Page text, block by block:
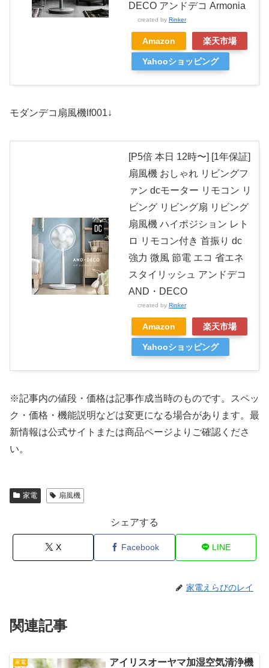
DECO アンドデコ Armonia
created by Rinker
Amazon 楽天市場
Yahooショッピング
モダンデコ扇風機lf001↓
[P5倍 本日 12時〜] [1年保証]
扇風機 おしゃれ リビングフ
ァン dcモーター リモコン リ
ビング リビング扇 リビング
扇風機 ハイポジション レト
ロ リモコン付き 首振り dc
強力 微風 節電 エコ 省エネ
スタイリッシュ アンドデコ
AND・DECO
created by Rinker
Amazon 楽天市場
Yahooショッピング
※記事内の値段・価格は記事作成当時のものです。
スペッ
ク・価格・機能説明などは変更になる場合があります。最
新情報は公式サイトまたは商品ページよりご確認くださ
い。
家電 扇風機
シェアする
X Facebook LINE
家電えらびのレイ
関連記事
家電
アイリスオーヤマ加湿空気清浄機